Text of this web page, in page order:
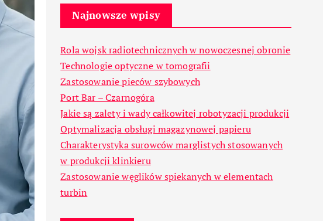
Najnowsze wpisy
Rola wojsk radiotechnicznych w nowoczesnej obronie
Technologie optyczne w tomografii
Zastosowanie pieców szybowych
Port Bar – Czarnogóra
Jakie są zalety i wady całkowitej robotyzacji produkcji
Optymalizacja obsługi magazynowej papieru
Charakterystyka surowców marglistych stosowanych
w produkcji klinkieru
Zastosowanie węglików spiekanych w elementach
turbin